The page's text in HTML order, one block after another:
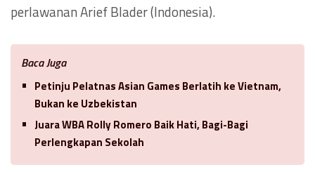
perlawanan Arief Blader (Indonesia).
Baca Juga
Petinju Pelatnas Asian Games Berlatih ke Vietnam,
Bukan ke Uzbekistan
Juara WBA Rolly Romero Baik Hati, Bagi-Bagi
Perlengkapan Sekolah